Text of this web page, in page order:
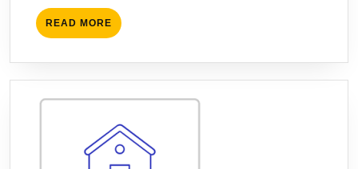
READ MORE READ
MORE